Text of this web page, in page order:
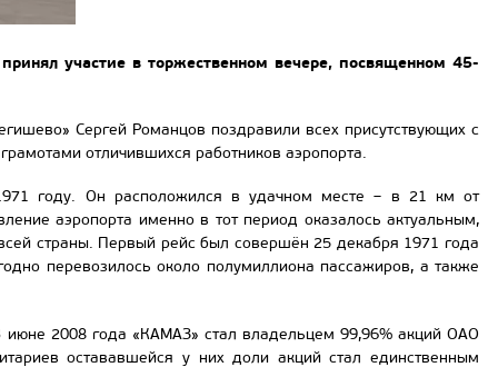
участие в торжественном вечере, посвященном 45-
Сергей Романцов поздравили всех присутствующих с
отличившихся работников аэропорта.
году. Он расположился в удачном месте – в 21 км от
аэропорта именно в тот период оказалось актуальным,
страны. Первый рейс был совершён 25 декабря 1971 года
перевозилось около полумиллиона пассажиров, а также
июне 2008 года «КАМАЗ» стал владельцем 99,96% акций ОАО
остававшейся у них доли акций стал единственным